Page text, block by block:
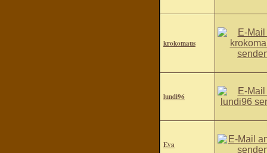
krokomaus
lundi96
Eva